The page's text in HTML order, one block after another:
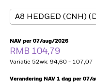
NAV per 07/aug/2026
RMB 104,79
Variatie 52wk: 94,60 - 107,07
Verandering NAV 1 dag per 07/